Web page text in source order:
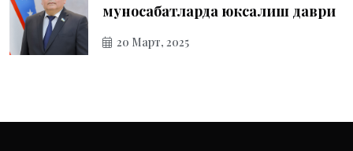
муносабатларда юксалиш даври
20 Март, 2025